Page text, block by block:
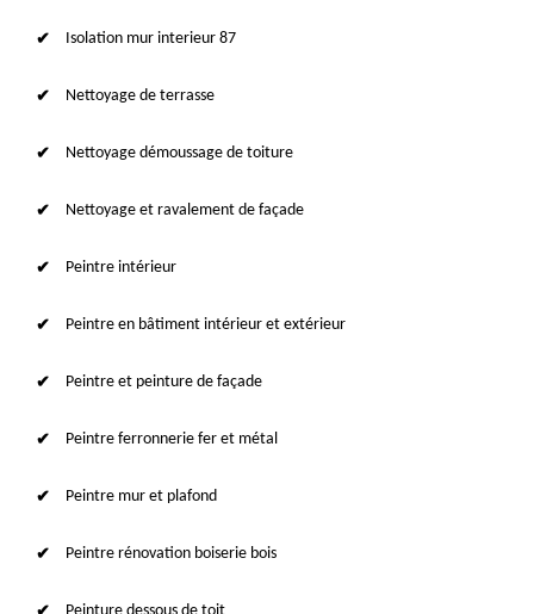
Isolation mur interieur 87
Nettoyage de terrasse
Nettoyage démoussage de toiture
Nettoyage et ravalement de façade
Peintre intérieur
Peintre en bâtiment intérieur et extérieur
Peintre et peinture de façade
Peintre ferronnerie fer et métal
Peintre mur et plafond
Peintre rénovation boiserie bois